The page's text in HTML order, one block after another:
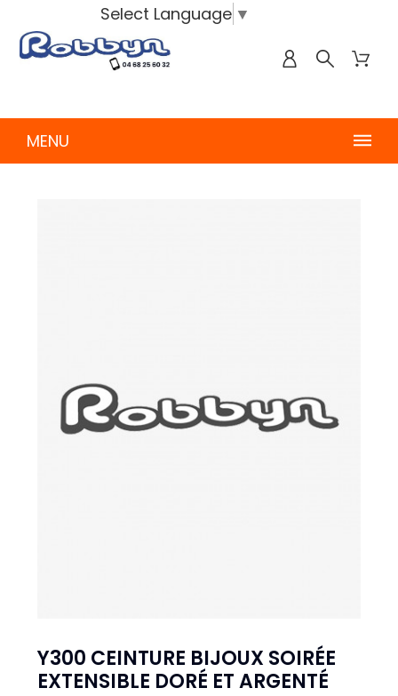
Select Language ▼
MENU
Y300 CEINTURE BIJOUX SOIRÉE
EXTENSIBLE DORÉ ET ARGENTÉ